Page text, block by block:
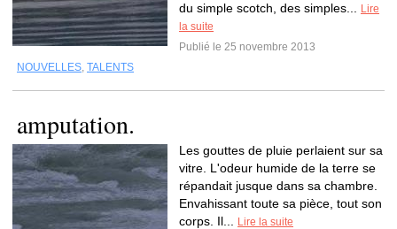
du simple scotch, des simples...
Lire
la suite
Publié le 25 novembre 2013
NOUVELLES, TALENTS
amputation.
Les gouttes de pluie perlaient sur sa
vitre. L'odeur humide de la terre se
répandait jusque dans sa chambre.
Envahissant toute sa pièce, tout son
corps. Il...
Lire la suite